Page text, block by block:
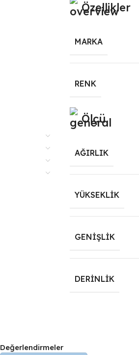
Özellikler
MARKA
RENK
Ölçü
AĞIRLIK
YÜKSEKLIK
GENIŞLIK
DERINLIK
Değerlendirmeler